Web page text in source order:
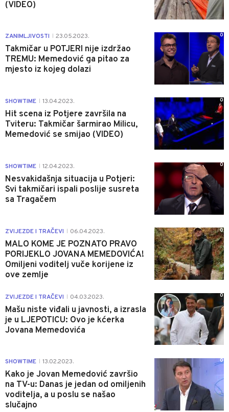
(VIDEO)
ZANIMLJIVOSTI 23.05.2023.
Takmičar u POTJERI nije izdržao
TREMU: Memedović ga pitao za
mjesto iz kojeg dolazi
0
SHOWTIME 13.04.2023.
Hit scena iz Potjere završila na
Tviteru: Takmičar šarmirao Milicu,
Memedović se smijao (VIDEO)
0
SHOWTIME 12.04.2023.
Nesvakidašnja situacija u Potjeri:
Svi takmičari ispali poslije susreta
sa Tragačem
0
ZVIJEZDE I TRAČEVI 06.04.2023.
MALO KOME JE POZNATO PRAVO
PORIJEKLO JOVANA MEMEDOVIĆA!
Omiljeni voditelj vuče korijene iz
ove zemlje
0
ZVIJEZDE I TRAČEVI 04.03.2023.
Mašu niste viđali u javnosti, a izrasla
je u LJEPOTICU: Ovo je kćerka
Jovana Memedovića
0
SHOWTIME 13.02.2023.
Kako je Jovan Memedović završio
na TV-u: Danas je jedan od omiljenih
voditelja, a u poslu se našao
slučajno
0